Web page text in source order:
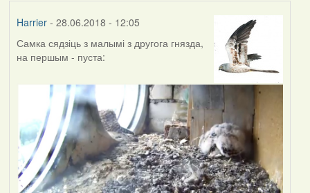
Harrier- 28.06.2018 - 12:05
Самка сядзіць з малымі з другога гнязда,
на першым - пуста: